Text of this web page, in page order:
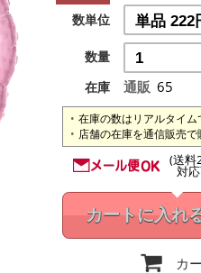
数単位
数量
在庫
通販 65
在庫の数はリアルタイム
店舗の在庫を通信販売で
(送料
対
カートに入れ
カ